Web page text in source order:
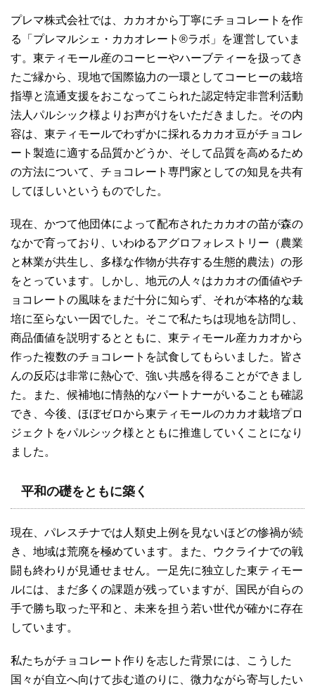
プレマ株式会社では、カカオから丁寧にチョコレートを作
る「プレマルシェ・カカオレート®ラボ」を運営していま
す。東ティモール産のコーヒーやハーブティーを扱ってき
たご縁から、現地で国際協力の一環としてコーヒーの栽培
指導と流通支援をおこなってこられた認定特定非営利活動
法人パルシック様よりお声がけをいただきました。その内
容は、東ティモールでわずかに採れるカカオ豆がチョコレ
ート製造に適する品質かどうか、そして品質を高めるため
の方法について、チョコレート専門家としての知見を共有
してほしいというものでした。
現在、かつて他団体によって配布されたカカオの苗が森の
なかで育っており、いわゆるアグロフォレストリー（農業
と林業が共生し、多様な作物が共存する生態的農法）の形
をとっています。しかし、地元の人々はカカオの価値やチ
ョコレートの風味をまだ十分に知らず、それが本格的な栽
培に至らない一因でした。そこで私たちは現地を訪問し、
商品価値を説明するとともに、東ティモール産カカオから
作った複数のチョコレートを試食してもらいました。皆さ
んの反応は非常に熱心で、強い共感を得ることができまし
た。また、候補地に情熱的なパートナーがいることも確認
でき、今後、ほぼゼロから東ティモールのカカオ栽培プロ
ジェクトをパルシック様とともに推進していくことになり
ました。
平和の礎をともに築く
現在、パレスチナでは人類史上例を見ないほどの惨禍が続
き、地域は荒廃を極めています。また、ウクライナでの戦
闘も終わりが見通せません。一足先に独立した東ティモー
ルには、まだ多くの課題が残っていますが、国民が自らの
手で勝ち取った平和と、未来を担う若い世代が確かに存在
しています。
私たちがチョコレート作りを志した背景には、こうした
国々が自立へ向けて歩む道のりに、微力ながら寄与したい